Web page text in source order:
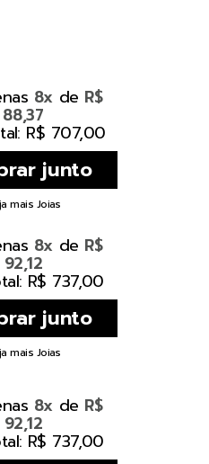
8x de R$
88,37
R$ 707,00
mais Joias
8x de R$
92,12
R$ 737,00
mais Joias
8x de R$
92,12
R$ 737,00